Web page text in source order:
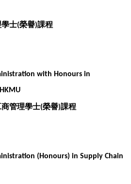
士(榮譽)課程
with Honours in
管理學士(榮譽)課程
(Honours) in Supply Chain